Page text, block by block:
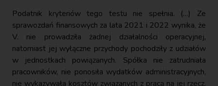
Podatnik kryteriów tego testu nie spełnia. (…) Ze
sprawozdań finansowych za lata 2021 i 2022 wynika, że
V. nie prowadziła żadnej działalności operacyjnej,
natomiast jej wyłączne przychody pochodziły z udziałów
w jednostkach powiązanych. Spółka nie zatrudniała
pracowników, nie ponosiła wydatków administracyjnych,
nie wykazywała kosztów związanych z pracą na jej rzecz.